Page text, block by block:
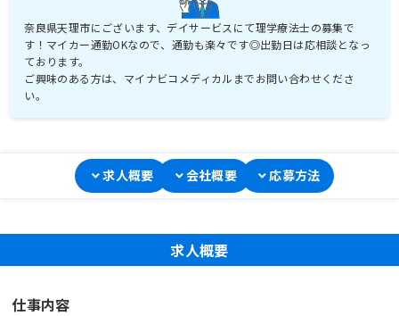
奈良県天理市にございます、デイサービスにて理学療法士の募集で
す！マイカー通勤OKなので、通勤も楽々です◎出勤日は応相談となっ
ております。
ご興味のある方は、マイナビコメディカルまでお問い合わせくださ
い。
求人概要 会社概要 応募方法
求人概要
仕事内容